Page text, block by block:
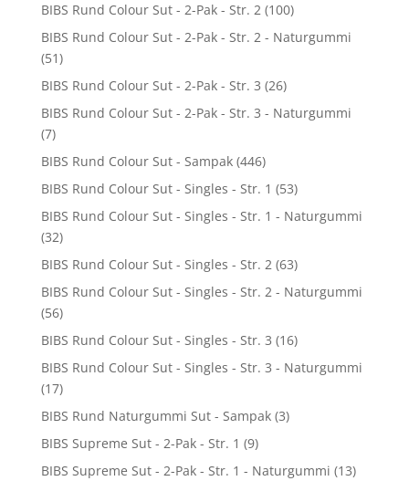
BIBS Rund Colour Sut - 2-Pak - Str. 2 (100)
BIBS Rund Colour Sut - 2-Pak - Str. 2 - Naturgummi
(51)
BIBS Rund Colour Sut - 2-Pak - Str. 3 (26)
BIBS Rund Colour Sut - 2-Pak - Str. 3 - Naturgummi
(7)
BIBS Rund Colour Sut - Sampak (446)
BIBS Rund Colour Sut - Singles - Str. 1 (53)
BIBS Rund Colour Sut - Singles - Str. 1 - Naturgummi
(32)
BIBS Rund Colour Sut - Singles - Str. 2 (63)
BIBS Rund Colour Sut - Singles - Str. 2 - Naturgummi
(56)
BIBS Rund Colour Sut - Singles - Str. 3 (16)
BIBS Rund Colour Sut - Singles - Str. 3 - Naturgummi
(17)
BIBS Rund Naturgummi Sut - Sampak (3)
BIBS Supreme Sut - 2-Pak - Str. 1 (9)
BIBS Supreme Sut - 2-Pak - Str. 1 - Naturgummi (13)